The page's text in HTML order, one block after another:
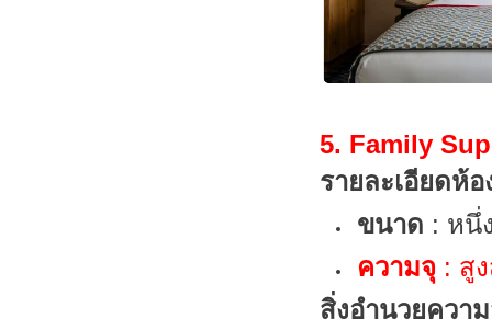
5. Family
รายละเอียดห้อ
ขนาด : หนึ่
ความจุ : สู
สิ่งอำนวยควา